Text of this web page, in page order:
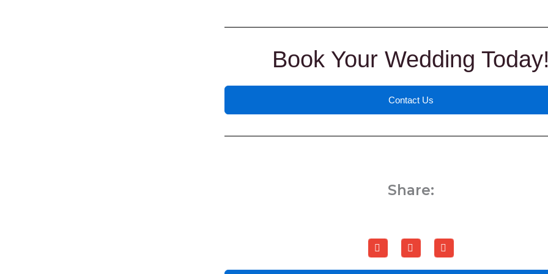
Book Your Wedding
Contact Us
Share: